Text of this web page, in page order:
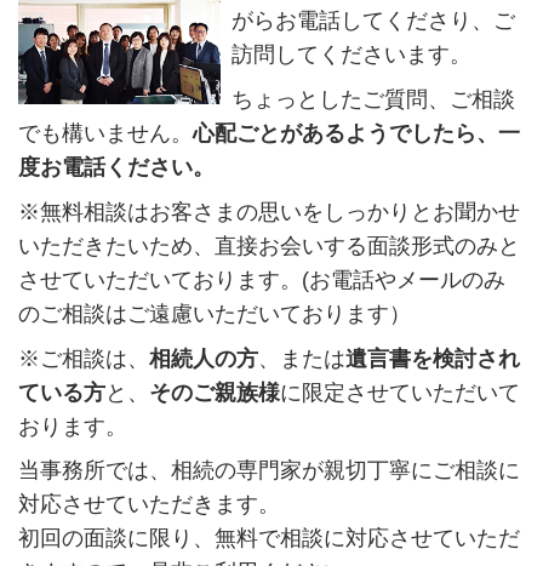
がらお電話してくださり、ご
訪問してくださいます。
ちょっとしたご質問、ご相談
でも構いません。心配ごとがあるようでしたら、 一
度お電話ください。
※無料相談はお客さまの思いをしっかりとお聞かせ
いただきたいため、直接お会いする面談形式のみと
させていただいております。(お電話やメールのみ
のご相談はご遠慮いただいております）
※ご相談は、 相続人の方、または遺言書を検討され
ている方と、 そのご親族様に限定させていただいて
おります。
当事務所では、相続の専門家が親切丁寧にご相談に
対応させていただきます。
初回の面談に限り、無料で相談に対応させていただ